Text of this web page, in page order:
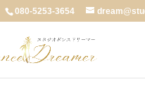
080-5253-3654